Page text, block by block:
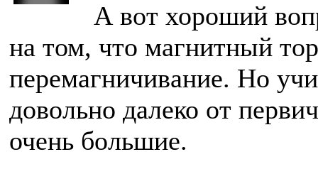
А вот хороший
на том, что магнитный
перемагничивание. Но
довольно далеко от
очень большие.